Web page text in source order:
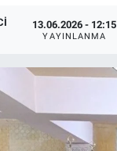
13.06.2026 - 12:15
YAYINLANMA